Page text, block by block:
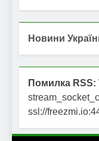
Новини
Помилка RSS:
ssl://